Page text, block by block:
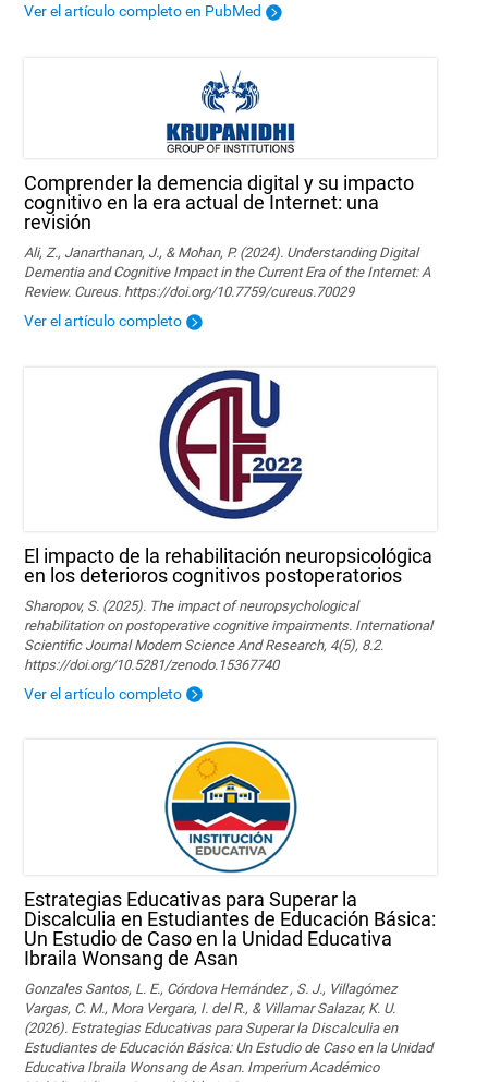
Ver el artículo completo en PubMed
Comprender la demencia digital y su impacto
cognitivo en la era actual de Internet: una
revisión
Ali, Z., Janarthanan, J., & Mohan, P. (2024). Understanding Digital
Dementia and Cognitive Impact in the Current Era of the Internet: A
Review. Cureus. https://doi.org/10.7759/cureus.70029
Ver el artículo completo
El impacto de la rehabilitación neuropsicológica
en los deterioros cognitivos postoperatorios
Sharopov, S. (2025). The impact of neuropsychological
rehabilitation on postoperative cognitive impairments. International
Scientific Journal Modern Science And Research, 4(5), 8.2.
https://doi.org/10.5281/zenodo.15367740
Ver el artículo completo
Estrategias Educativas para Superar la
Discalculia en Estudiantes de Educación Básica:
Un Estudio de Caso en la Unidad Educativa
Ibraila Wonsang de Asan
Gonzales Santos, L. E., Córdova Hernández , S. J., Villagómez
Vargas, C. M., Mora Vergara, I. del R., & Villamar Salazar, K. U.
(2026). Estrategias Educativas para Superar la Discalculia en
Estudiantes de Educación Básica: Un Estudio de Caso en la Unidad
Educativa Ibraila Wonsang de Asan. Imperium Académico